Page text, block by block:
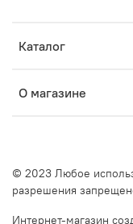
Каталог
О магазине
© 2023 Любое
разрешения
Интернет-магазин